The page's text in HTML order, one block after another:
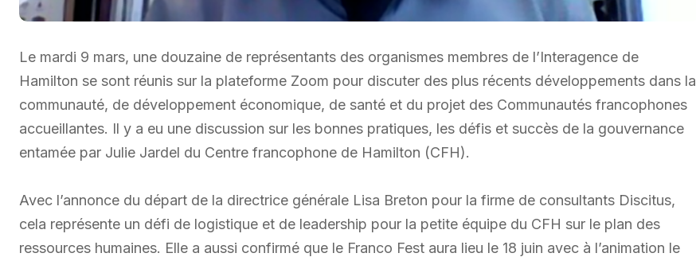
Le mardi 9 mars, une douzaine de représentants des organismes membres de l’Interagence de
Hamilton se sont réunis sur la plateforme Zoom pour discuter des plus récents développements dans la
communauté, de développement économique, de santé et du projet des Communautés francophones
accueillantes. Il y a eu une discussion sur les bonnes pratiques, les défis et succès de la gouvernance
entamée par Julie Jardel du Centre francophone de Hamilton (CFH).
Avec l’annonce du départ de la directrice générale Lisa Breton pour la firme de consultants Discitus,
cela représente un défi de logistique et de leadership pour la petite équipe du CFH sur le plan des
ressources humaines. Elle a aussi confirmé que le Franco Fest aura lieu le 18 juin avec à l’animation le